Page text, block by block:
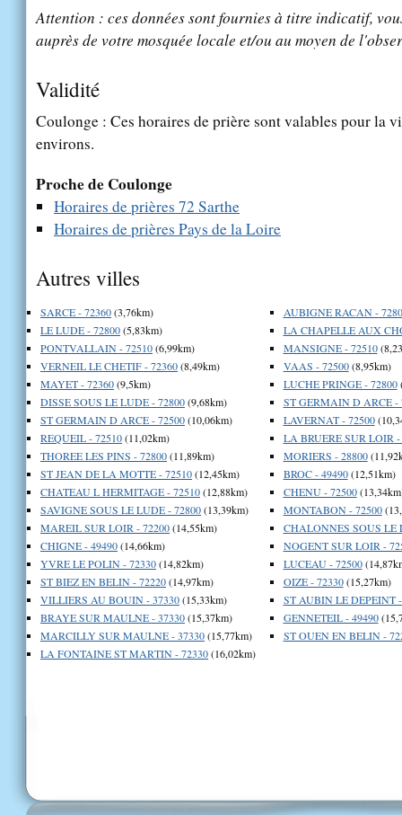
Attention : ces données sont fournies à titre indicatif,
auprès de votre mosquée locale et/ou au moyen de
Validité
Coulonge : Ces horaires de prière sont valables pour la
environs.
Proche de Coulonge
Horaires de prières 72 Sarthe
Horaires de prières Pays de la Loire
Autres villes
SARCE - 72360(3,76km)
LE LUDE - 72800(5,83km)
PONTVALLAIN - 72510(6,99km)
VERNEIL LE CHETIF - 72360(8,49km)
MAYET - 72360(9,5km)
DISSE SOUS LE LUDE - 72800(9,68km)
ST GERMAIN D ARCE - 72500(10,06km)
REQUEIL - 72510(11,02km)
THOREE LES PINS - 72800(11,89km)
ST JEAN DE LA MOTTE - 72510(12,45km)
CHATEAU L HERMITAGE - 72510(12,88km)
SAVIGNE SOUS LE LUDE - 72800(13,39km)
MAREIL SUR LOIR - 72200(14,55km)
CHIGNE - 49490(14,66km)
YVRE LE POLIN - 72330(14,82km)
ST BIEZ EN BELIN - 72220(14,97km)
VILLIERS AU BOUIN - 37330(15,33km)
BRAYE SUR MAULNE - 37330(15,37km)
MARCILLY SUR MAULNE - 37330(15,77km)
LA FONTAINE ST MARTIN - 72330(16,02km)
AUBIGNE RACAN -
LA CHAPELLE AUX
MANSIGNE - 72510
VAAS - 72500(8,95km)
LUCHE PRINGE - 72800
ST GERMAIN D ARCE -
LAVERNAT - 72500
LA BRUERE SUR LOIR -
MORIERS - 28800
BROC - 49490(12,51km)
CHENU - 72500
MONTABON - 72500
CHALONNES SOUS LE
NOGENT SUR LOIR -
LUCEAU - 72500
OIZE - 72330(15,27km)
ST AUBIN LE DEPEINT
GENNETEIL - 49490
ST OUEN EN BELIN -